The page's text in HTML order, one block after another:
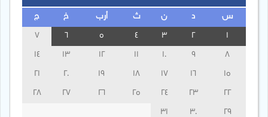
س ن ث أرب خ ج
3
13
14
15
16
17
18
19
20
21
22
23
24
25
26
27
28
29
30
31